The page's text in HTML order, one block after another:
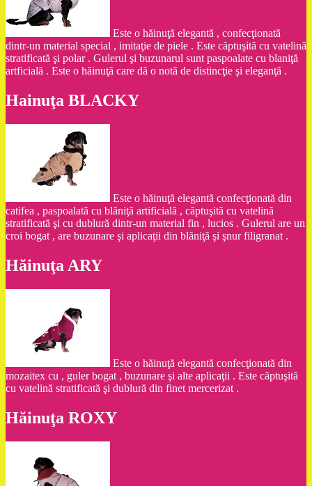
Este o hăinuţă elegantă , confecţionată
dintr-un material special , imitaţie de piele . Este căptuşită cu vatelină
stratificată şi polar . Gulerul şi buzunarul sunt paspoalate cu blaniţă
artficială . Este o hăinuţă care dă o notă de distincţie şi eleganţă .
Hainuţa BLACKY
Este o hăinuţă elegantă confecţionată din
catifea , paspoalată cu blăniţă artificială , căptuşită cu vatelină
stratificată şi cu dublură dintr-un material fin , lucios . Gulerul are un
croi bogat , are buzunare şi aplicaţii din blăniţă şi şnur filigranat .
Hăinuţa ARY
Este o hăinuţă elegantă confecţionată din
mozaitex cu , guler bogat , buzunare şi alte aplicaţii . Este căptuşită
cu vatelină stratificată şi dublură din finet mercerizat .
Hăinuţa ROXY